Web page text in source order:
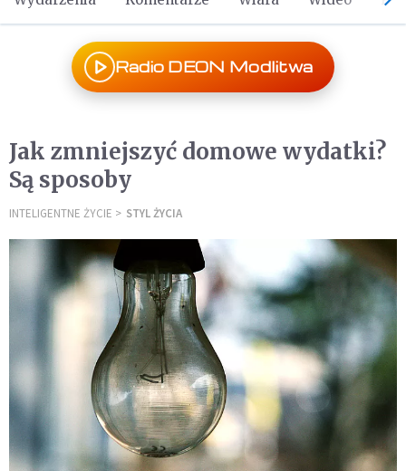
Radio DEON Modlitwa
Jak zmniejszyć domowe wydatki?
Są sposoby
INTELIGENTNE ŻYCIE STYL ŻYCIA